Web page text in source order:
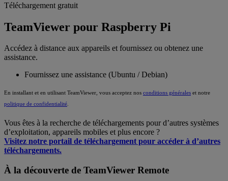
Téléchargement gratuit
TeamViewer pour Raspberry Pi
Accédez à distance aux appareils et fournissez ou obtenez une
assistance.
Fournissez une assistance (Ubuntu / Debian)
En installant et en utilisant TeamViewer, vous acceptez nos conditions générales et notre
politique de confidentialité
Vous êtes à la recherche de téléchargements pour d’autres systèmes
d’exploitation, appareils mobiles et plus encore ?
Visitez notre portail de téléchargement pour accéder à d’autres
téléchargements.
À la découverte de TeamViewer Remote